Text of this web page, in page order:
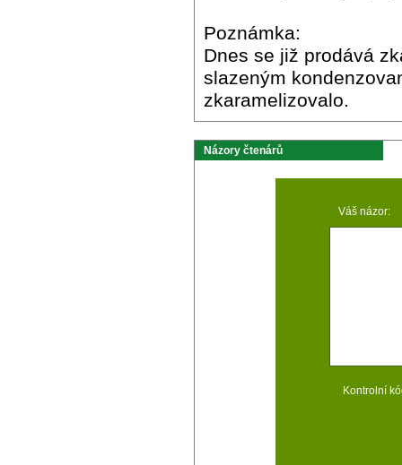
Poznámka:
Dnes se již prodává
slazeným
zkaramelizovalo.
Názory čtenárů
Váš názor:
Kontrolní